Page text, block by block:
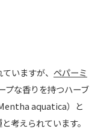
いますが、 ペパーミ
プな香りを持つハーブ
aquatica）と
考えられています。